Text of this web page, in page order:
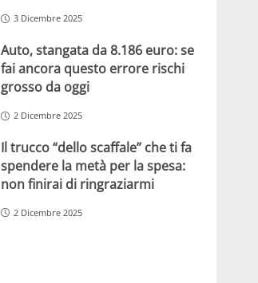
3 Dicembre 2025
Auto, stangata da 8.186 euro: se
fai ancora questo errore rischi
grosso da oggi
2 Dicembre 2025
Il trucco “dello scaffale” che ti fa
spendere la metà per la spesa:
non finirai di ringraziarmi
2 Dicembre 2025